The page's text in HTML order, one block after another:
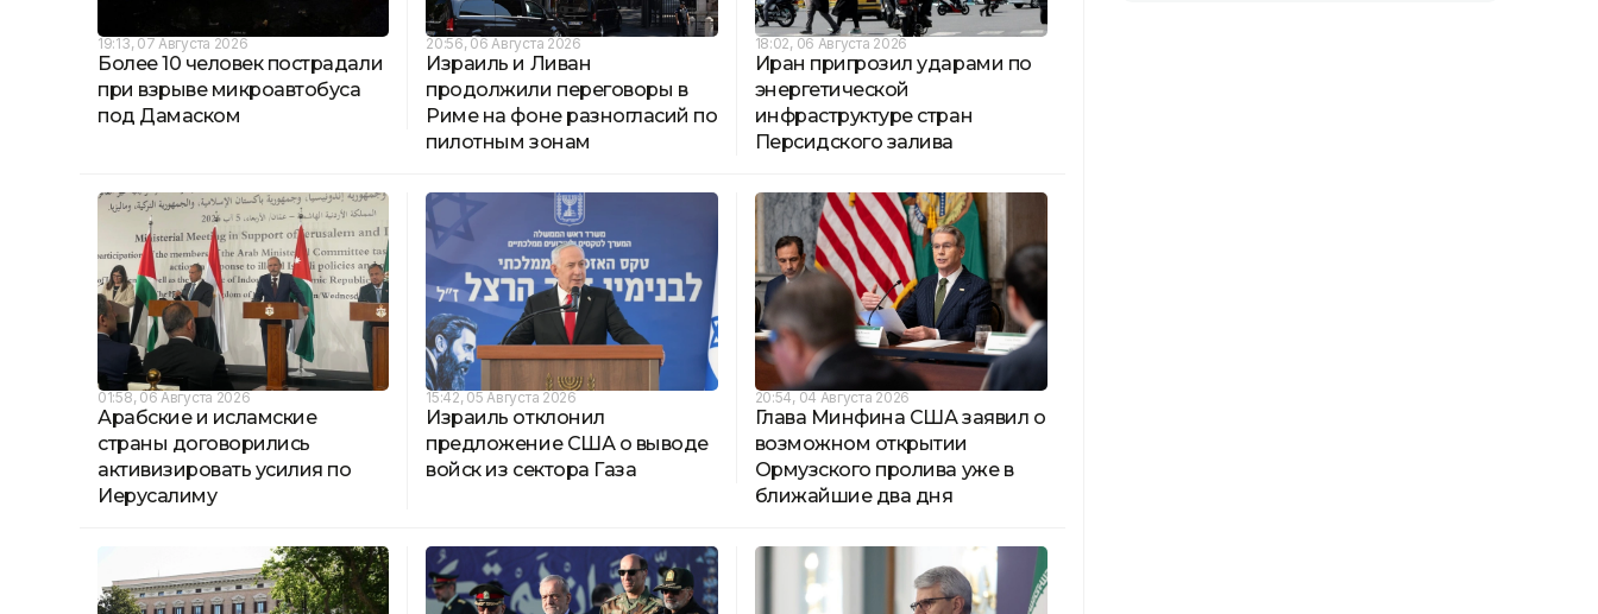
19:13, 07 Августа 2026
Более 10 человек пострадали
при взрыве микроавтобуса
под Дамаском
20:56, 06 Августа 2026
Израиль и Ливан
продолжили переговоры в
Риме на фоне разногласий по
пилотным зонам
18:02, 06 Августа 2026
Иран пригрозил ударами по
энергетической
инфраструктуре стран
Персидского залива
01:58, 06 Августа 2026
Арабские и исламские
страны договорились
активизировать усилия по
Иерусалиму
15:42, 05 Августа 2026
Израиль отклонил
предложение США о выводе
войск из сектора Газа
20:54, 04 Августа 2026
Глава Минфина США заявил о
возможном открытии
Ормузского пролива уже в
ближайшие два дня